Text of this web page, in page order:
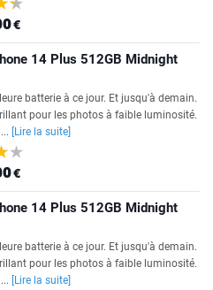
€
14 Plus 512GB Midnight
batterie à ce jour. Et jusqu'à demain.
pour les photos à faible luminosité.
[Lire la suite]
€
14 Plus 512GB Midnight
batterie à ce jour. Et jusqu'à demain.
pour les photos à faible luminosité.
[Lire la suite]